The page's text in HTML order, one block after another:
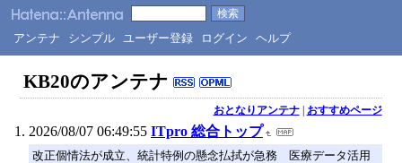
アンテナ シンプル ユーザー登録 ログイン ヘルプ
KB20のアンテナ
おとなりアンテナ| おすすめページ
2026/08/07 06:49:55 ITpro 総合トップ
改正個情法が成立、統計特例の懸念払拭が急務 医療データ活用